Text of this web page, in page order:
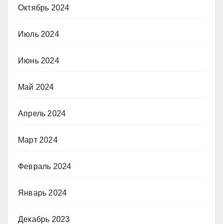
Октябрь 2024
Июль 2024
Июнь 2024
Май 2024
Апрель 2024
Март 2024
Февраль 2024
Январь 2024
Декабрь 2023